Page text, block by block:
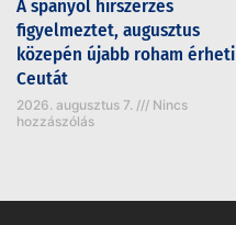
A spanyol hírszerzés
figyelmeztet, augusztus
közepén újabb roham érheti
Ceutát
2026. augusztus 7.
Nincs
hozzászólás